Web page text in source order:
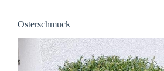
Osterschmuck